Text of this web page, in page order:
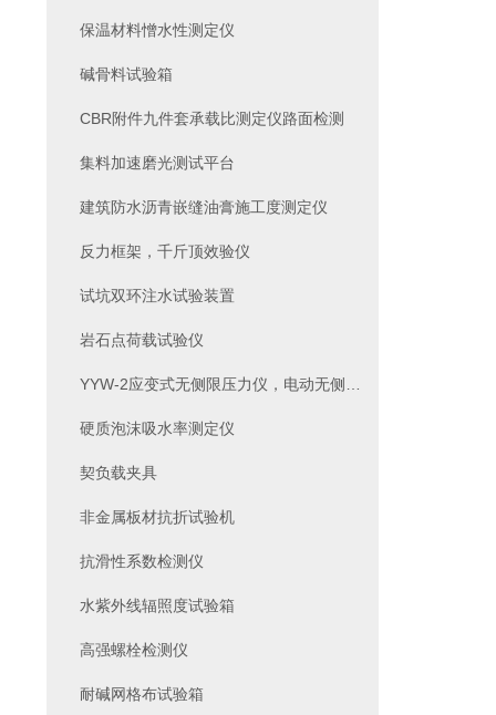
保温材料憎水性测定仪
碱骨料试验箱
CBR附件九件套承载比测定仪路面检测
集料加速磨光测试平台
建筑防水沥青嵌缝油膏施工度测定仪
反力框架，千斤顶效验仪
试坑双环注水试验装置
岩石点荷载试验仪
硬质泡沫吸水率测定仪
契负载夹具
非金属板材抗折试验机
抗滑性系数检测仪
水紫外线辐照度试验箱
高强螺栓检测仪
耐碱网格布试验箱